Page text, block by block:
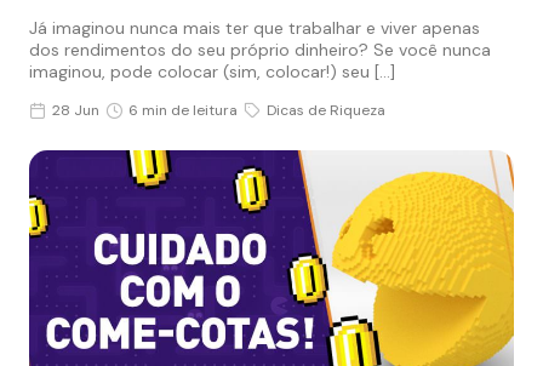
Já imaginou nunca mais ter que trabalhar e viver apenas
dos rendimentos do seu próprio dinheiro? Se você nunca
imaginou, pode colocar (sim, colocar!) seu […]
28 Jun 6 min de leitura Dicas de Riqueza